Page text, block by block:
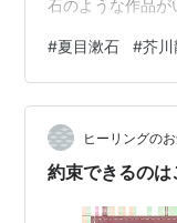
石のような作品が
#夏目漱石 #芥川
ヒーリングの
約束できるの